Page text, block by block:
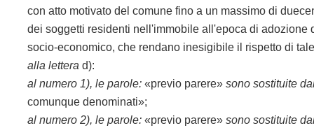
con atto motivato del comune fino a un massimo di
dei soggetti residenti nell'immobile all'epoca di
socio-economico, che rendano inesigibile il rispetto di
alla lettera d):
al numero 1), le parole: «previo parere»sono sostituite
comunque denominati»;
al numero 2), le parole: «previo parere»sono sostituite